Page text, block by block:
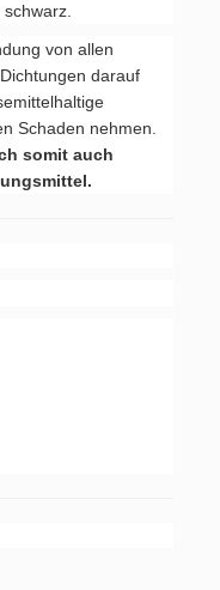
von allen
darauf
Schaden nehmen.
somit auch